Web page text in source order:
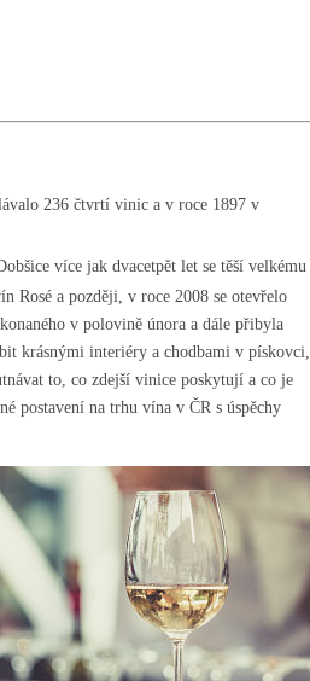
236 čtvrtí vinic a v roce 1897 v
více jak dvacetpět let se těší velkému
Rosé a později, v roce 2008 se otevřelo
v polovině února a dále přibyla
krásnými interiéry a chodbami v pískovci,
to, co zdejší vinice poskytují a co je
postavení na trhu vína v ČR s úspěchy